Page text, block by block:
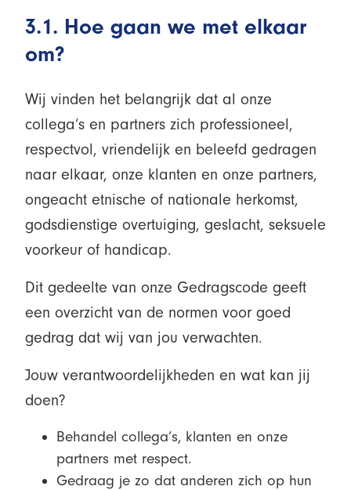
3.1. Hoe gaan we met elkaar
om?
Wij vinden het belangrijk dat al onze
collega’s en partners zich professioneel,
respectvol, vriendelijk en beleefd gedragen
naar elkaar, onze klanten en onze partners,
ongeacht etnische of nationale herkomst,
godsdienstige overtuiging, geslacht, seksuele
voorkeur of handicap.
Dit gedeelte van onze Gedragscode geeft
een overzicht van de normen voor goed
gedrag dat wij van jou verwachten.
Jouw verantwoordelijkheden en wat kan jij
doen?
Behandel collega’s, klanten en onze
partners met respect.
Gedraag je zo dat anderen zich op hun